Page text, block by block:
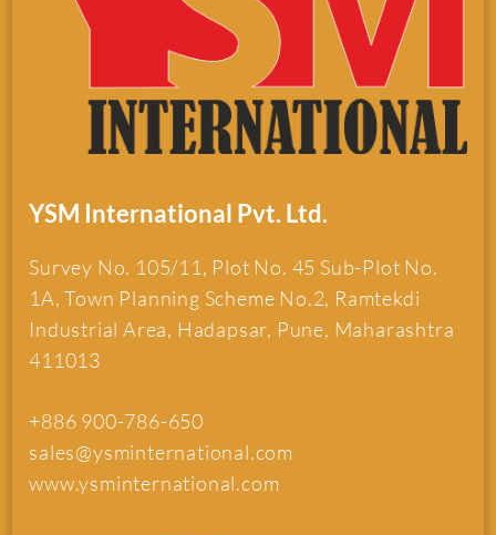
YSM International Pvt. Ltd.
Survey No. 105/11, Plot No. 45 Sub-Plot No.
1A, Town Planning Scheme No.2, Ramtekdi
Industrial Area, Hadapsar, Pune, Maharashtra
411013
+886 900-786-650
sales@ysminternational.com
www.ysminternational.com